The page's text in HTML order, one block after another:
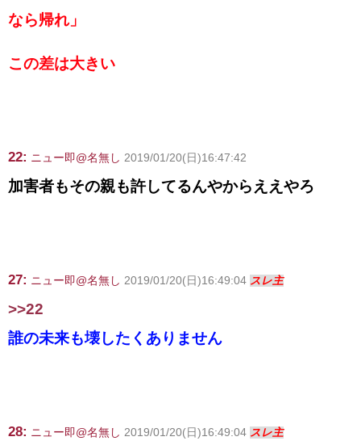
なら帰れ」
この差は大きい
22: ニュー即@名無し 2019/01/20(日)16:47:42
加害者もその親も許してるんやからええやろ
27: ニュー即@名無し 2019/01/20(日)16:49:04 スレ主
>>22
誰の未来も壊したくありません
28: ニュー即@名無し 2019/01/20(日)16:49:04 スレ主